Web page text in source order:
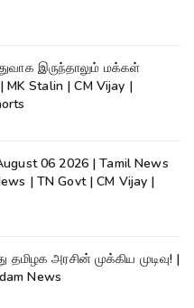
இருந்தாலும் மக்கள்
Stalin | CM Vijay |
06 2026 | Tamil News
| TN Govt | CM Vijay |
தமிழக அரசின் முக்கிய முடிவு! |
News